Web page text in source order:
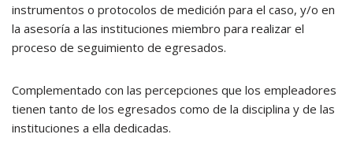
instrumentos o protocolos de medición para el caso, y/o en
la asesoría a las instituciones miembro para realizar el
proceso de seguimiento de egresados.
Complementado con las percepciones que los empleadores
tienen tanto de los egresados como de la disciplina y de las
instituciones a ella dedicadas.